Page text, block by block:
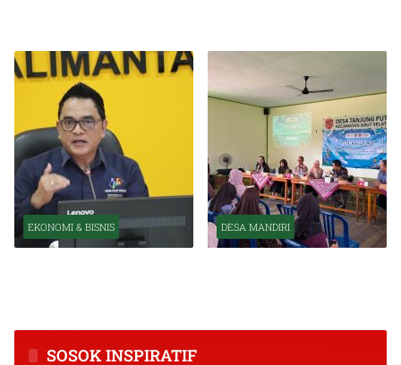
EKONOMI & BISNIS DESA MANDIRI
SOSOK INSPIRATIF